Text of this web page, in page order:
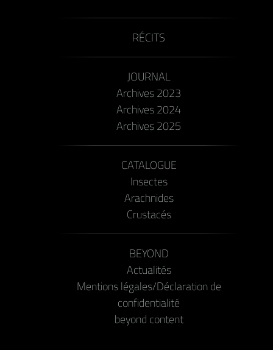
RÉCITS
JOURNAL
Archives 2023
Archives 2024
Archives 2025
CATALOGUE
Insectes
Arachnides
Crustacés
BEYOND
Actualités
Mentions légales/Déclaration de
confidentialité
beyond content